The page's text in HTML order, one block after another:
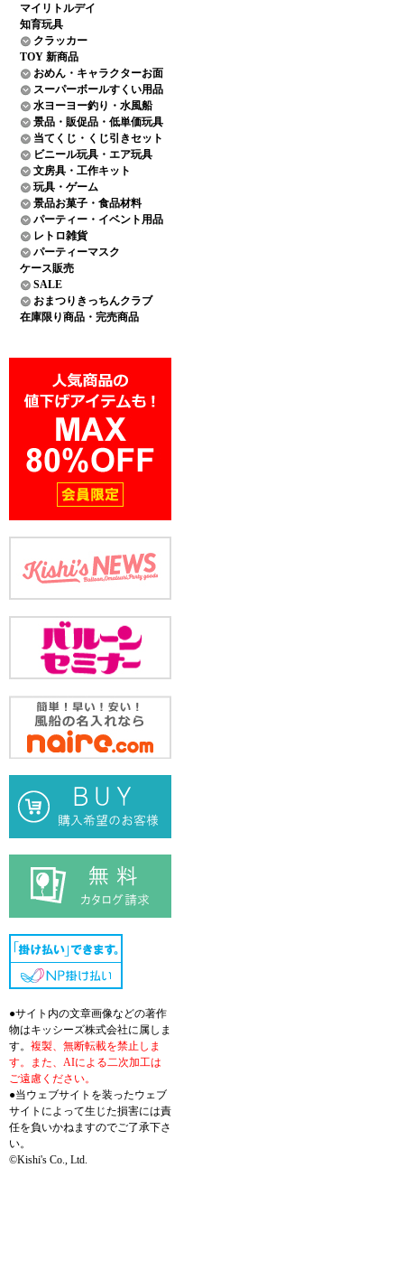
マイリトルデイ
知育玩具
クラッカー
TOY 新商品
おめん・キャラクターお面
スーパーボールすくい用品
水ヨーヨー釣り・水風船
景品・販促品・低単価玩具
当てくじ・くじ引きセット
ビニール玩具・エア玩具
文房具・工作キット
玩具・ゲーム
景品お菓子・食品材料
パーティー・イベント用品
レトロ雑貨
パーティーマスク
ケース販売
SALE
おまつりきっちんクラブ
在庫限り商品・完売商品
●サイト内の文章画像などの著作
物はキッシーズ株式会社に属しま
す。 複製、無断転載を禁止しま
す。また、AIによる二次加工は
ご遠慮ください。
●当ウェブサイトを装ったウェブ
サイトによって生じた損害には責
任を負いかねますのでご了承下さ
い。
©Kishi's Co., Ltd.